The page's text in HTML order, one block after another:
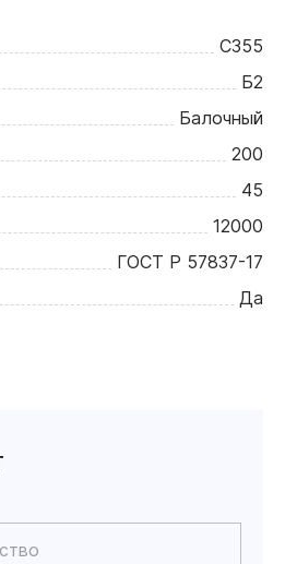
С355
Б2
Балочный
200
45
12000
ГОСТ Р 57837-17
Да